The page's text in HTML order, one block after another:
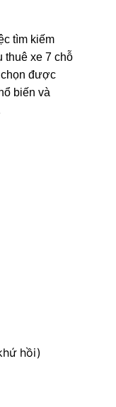
tìm kiếm
thuê xe 7 chỗ
được
biến và
hồi)